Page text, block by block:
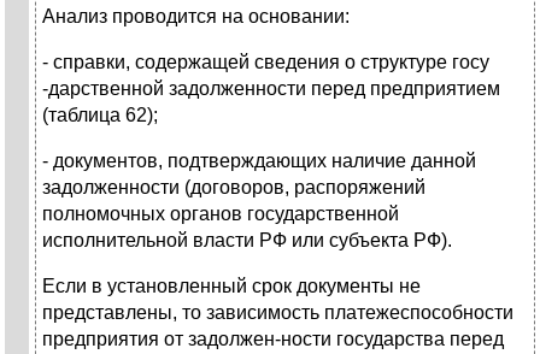
Анализ проводится на основании:
- справки, содержащей сведения о структуре госу
-дарственной задолженности перед предприятием
(таблица 62);
- документов, подтверждающих наличие данной
задолженности (договоров, распоряжений
полномочных органов государственной
исполнительной власти РФ или субъекта РФ).
Если в установленный срок документы не
представлены, то зависимость платежеспособности
предприятия от задолжен-ности государства перед